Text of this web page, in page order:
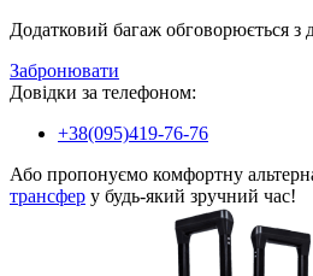
Додатковий багаж обговорюється з
Забронювати
Довідки за телефоном:
+38(095)419-76-76
Або пропонуємо комфортну
трансфер у будь-який зручний час!